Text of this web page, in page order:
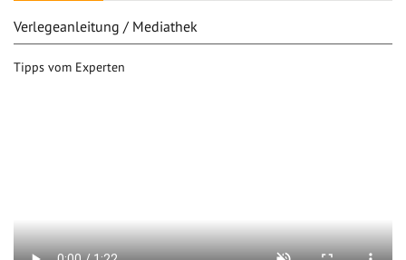
Verlegeanleitung / Mediathek
Tipps vom Experten